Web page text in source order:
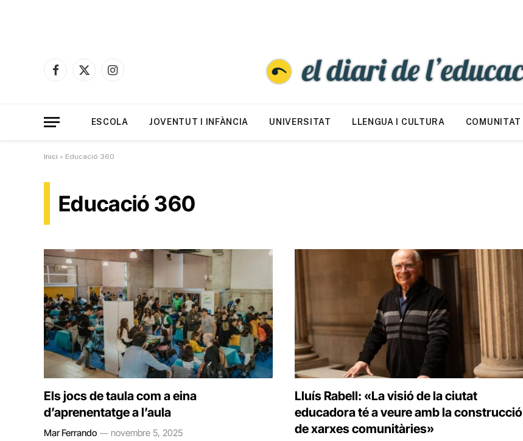
Facebook
X
Instagram
ESCOLA JOVENTUT I INFÀNCIA UNIVERSITAT LLENGUA I CULTURA COMUNITAT
Inici » Educació 360
Educació 360
Els jocs de taula com a eina
d’aprenentatge a l’aula
Mar Ferrando novembre 5, 2025
Lluís Rabell: «La visió de la ciutat
educadora té a veure amb la construcció
de xarxes comunitàries»